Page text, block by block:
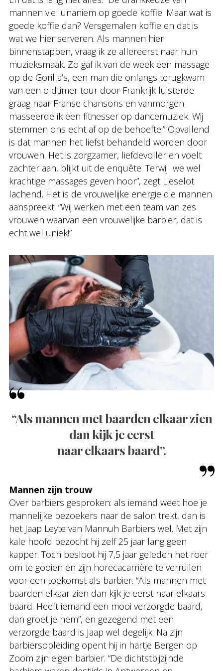
mannen viel unaniem op goede koffie. Maar wat is
goede koffie dan? Versgemalen koffie en dat is
wat we hier serveren. Als mannen hier
binnenstappen, vraag ik ze allereerst naar hun
muzieksmaak. Zo gaf ik van de week een massage
op de Gorilla’s, een man die onlangs terugkwam
van een oldtimer tour door Frankrijk luisterde
graag naar Franse chansons en vanmorgen
masseerde ik een fitnesser op dancemuziek. Wij
stemmen ons echt af op de behoefte.” Opvallend
is dat mannen het liefst behandeld worden door
vrouwen. Het is zorgzamer, liefdevoller en voelt
zachter aan, blijkt uit de enquête. Terwijl we wel
krachtige massages geven hoor”, zegt Lieselot
lachend. Het is de vrouwelijke energie die mannen
aanspreekt. “Wij werken met een team van zes
vrouwen waarvan een vrouwelijke barbier, dat is
echt wel uniek!”
“Als mannen met baarden elkaar zien
dan kijk je eerst
naar elkaars baard”.
Mannen zijn trouw
Over barbiers gesproken: als iemand weet hoe je
mannelijke bezoekers naar de salon trekt, dan is
het Jaap Leyte van Mannuh Barbiers wel. Met zijn
kale hoofd bezocht hij zelf 25 jaar lang geen
kapper. Toch besloot hij 7,5 jaar geleden het roer
om te gooien en zijn horecacarrière te verruilen
voor een toekomst als barbier. “Als mannen met
baarden elkaar zien dan kijk je eerst naar elkaars
baard. Heeft iemand een mooi verzorgde baard,
dan groet je hem”, en gezegend met een
verzorgde baard is Jaap wel degelijk. Na zijn
barbiersopleiding opent hij in hartje Bergen op
Zoom zijn eigen barbier. “De dichtstbijzijnde